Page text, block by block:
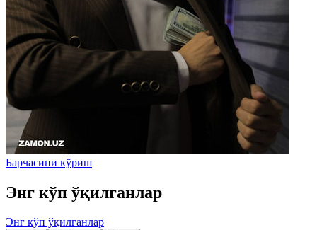
Барчасини кўриш
Энг кўп ўқилганлар
Энг кўп ўқилганлар